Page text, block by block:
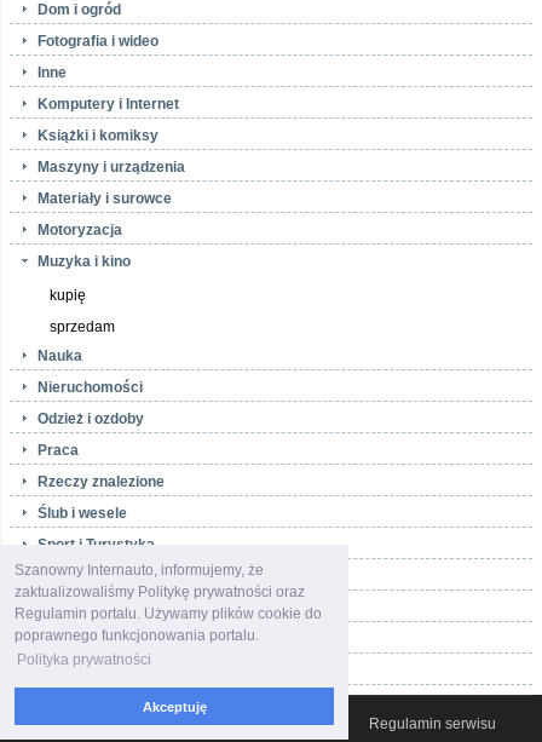
Szanowny Internauto, informujemy, że
zaktualizowaliśmy Politykę prywatności oraz
Regulamin portalu. Używamy plików cookie do
poprawnego funkcjonowania portalu.
Polityka prywatności
Akceptuję
Dom i ogród
Fotografia i wideo
Inne
Komputery i Internet
Książki i komiksy
Maszyny i urządzenia
Materiały i surowce
Motoryzacja
Muzyka i kino
kupię
sprzedam
Nauka
Nieruchomości
Odzież i ozdoby
Praca
Rzeczy znalezione
Ślub i wesele
Sport i Turystyka
Telefony i akcesoria
Towarzyskie
Usługi
Zwierzęta i rośliny
© 2007-2026 Włocławski Portal informacyjny Regulamin serwisu